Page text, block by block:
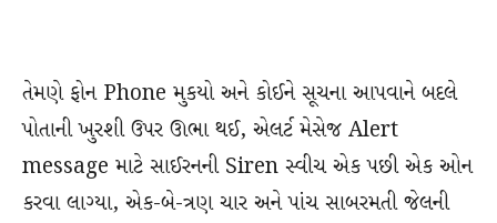
તેમણે ફોન Phone મુકયો અને કોઈને સૂચના આપવાને બદલે
પોતાની ખુરશી ઉપર ઊભા થઈ, એલર્ટ મેસેજ Alert
message માટે સાઈરનની Siren સ્વીચ એક પછી એક ઓન
કરવા લાગ્યા, એક-બે-ત્રણ ચાર અને પાંચ સાબરમતી જેલની